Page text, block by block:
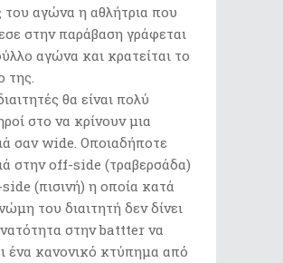
του αγώνα η αθλήτρια που
στην παράβαση γράφεται
αγώνα και κρατείται το
της.
θα είναι πολύ
στο να κρίνουν μια
σαν wide. Οποιαδήποτε
στην off-side (τραβερσάδα)
(πισινή) η οποία κατά
του διαιτητή δεν δίνει
στην battter να
ένα κανονικό κτύπημα από